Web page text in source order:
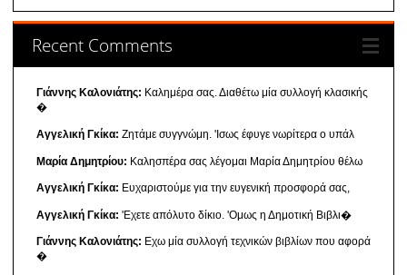
Recent Comments
Γιάννης Καλονιάτης: Καλημέρα σας. Διαθέτω μία συλλογή κλασικής
�
Αγγελική Γκίκα: Ζητάμε συγγνώμη. 'Ισως έφυγε νωρίτερα ο υπάλ
Μαρία Δημητρίου: Καλησπέρα σας λέγομαι Μαρία Δημητρίου θέλω
Αγγελική Γκίκα: Ευχαριστούμε για την ευγενική προσφορά σας,
Αγγελική Γκίκα: 'Εχετε απόλυτο δίκιο. 'Ομως η Δημοτική Βιβλι�
Γιάννης Καλονιάτης: Εχω μία συλλογή τεχνικών βιβλίων που αφορά
�